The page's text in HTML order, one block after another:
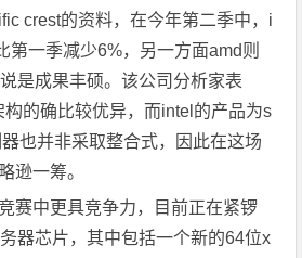
crest的资料，在今年第二季中，i
第一季减少6%，另一方面amd则
是成果丰硕。该公司分析家表
的确比较优异，而intel的产品为s
也并非采取整合式，因此在这场
逊一筹。
赛中更具竞争力，目前正在紧锣
器芯片，其中包括一个新的64位x